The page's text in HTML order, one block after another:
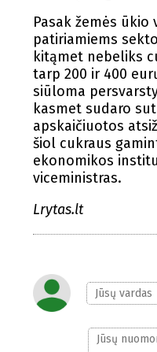
Pasak žemės
patiriamiems
kitąmet nebeliks
tarp 200 ir 400
siūloma
kasmet sudaro
apskaičiuotos
šiol cukraus
ekonomikos
viceministras.
Lrytas.lt